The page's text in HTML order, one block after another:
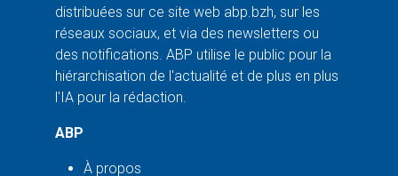
distribuées sur ce site web abp.bzh, sur les
réseaux sociaux, et via des newsletters ou
des notifications. ABP utilise le public pour la
hiérarchisation de l'actualité et de plus en plus
l'IA pour la rédaction.
ABP
À propos